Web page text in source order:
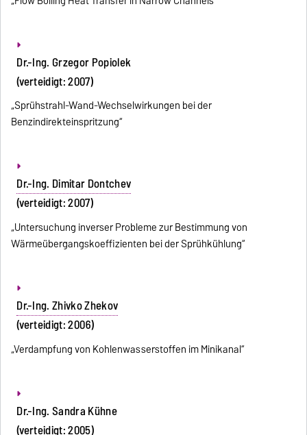
Dr.-Ing. Grzegor Popiolek
(verteidigt: 2007)
„Sprühstrahl-Wand-Wechselwirkungen bei der
Benzindirekteinspritzung“
Dr.-Ing. Dimitar Dontchev
(verteidigt: 2007)
„Untersuchung inverser Probleme zur Bestimmung von
Wärmeübergangskoeffizienten bei der Sprühkühlung“
Dr.-Ing. Zhivko Zhekov
(verteidigt: 2006)
„Verdampfung von Kohlenwasserstoffen im Minikanal“
Dr.-Ing. Sandra Kühne
(verteidigt: 2005)